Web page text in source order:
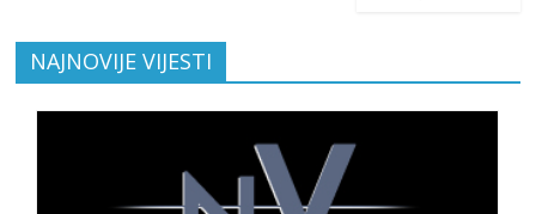
NAJNOVIJE VIJESTI